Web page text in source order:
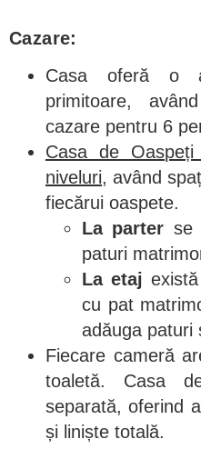
Cazare:
Casa oferă o
primitoare,
cazare pentru 6
Casa de
niveluri, având
fiecărui oaspete.
La parter se
paturi
La etaj
cu pat
adăuga paturi
Fiecare cameră
toaletă. Casa
separată, oferind
și liniște totală.